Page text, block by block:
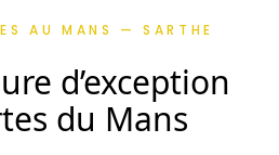
AU MANS — SARTHE
d’exception
du Mans